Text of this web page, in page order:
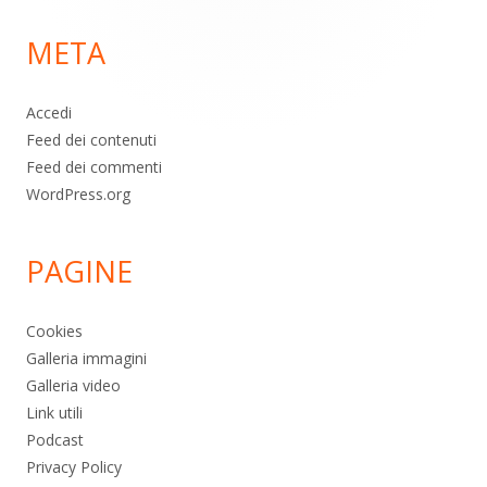
pagina
META
Accedi
Feed dei contenuti
Feed dei commenti
WordPress.org
PAGINE
Cookies
Galleria immagini
Galleria video
Link utili
Podcast
Privacy Policy